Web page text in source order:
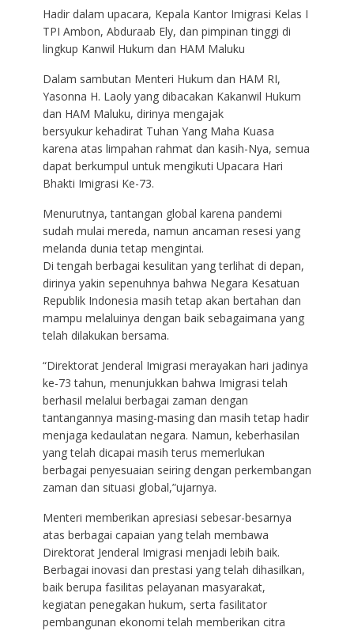
Hadir dalam upacara, Kepala Kantor Imigrasi Kelas I
TPI Ambon, Abduraab Ely, dan pimpinan tinggi di
lingkup Kanwil Hukum dan HAM Maluku
Dalam sambutan Menteri Hukum dan HAM RI,
Yasonna H. Laoly yang dibacakan Kakanwil Hukum
dan HAM Maluku, dirinya mengajak
bersyukur kehadirat Tuhan Yang Maha Kuasa
karena atas limpahan rahmat dan kasih-Nya, semua
dapat berkumpul untuk mengikuti Upacara Hari
Bhakti Imigrasi Ke-73.
Menurutnya, tantangan global karena pandemi
sudah mulai mereda, namun ancaman resesi yang
melanda dunia tetap mengintai.
Di tengah berbagai kesulitan yang terlihat di depan,
dirinya yakin sepenuhnya bahwa Negara Kesatuan
Republik Indonesia masih tetap akan bertahan dan
mampu melaluinya dengan baik sebagaimana yang
telah dilakukan bersama.
“Direktorat Jenderal Imigrasi merayakan hari jadinya
ke-73 tahun, menunjukkan bahwa Imigrasi telah
berhasil melalui berbagai zaman dengan
tantangannya masing-masing dan masih tetap hadir
menjaga kedaulatan negara. Namun, keberhasilan
yang telah dicapai masih terus memerlukan
berbagai penyesuaian seiring dengan perkembangan
zaman dan situasi global,”ujarnya.
Menteri memberikan apresiasi sebesar-besarnya
atas berbagai capaian yang telah membawa
Direktorat Jenderal Imigrasi menjadi lebih baik.
Berbagai inovasi dan prestasi yang telah dihasilkan,
baik berupa fasilitas pelayanan masyarakat,
kegiatan penegakan hukum, serta fasilitator
pembangunan ekonomi telah memberikan citra